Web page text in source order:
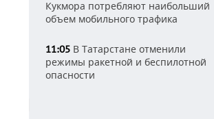
Кукмора потребляют наибольший
объем мобильного трафика
11:05 В Татарстане отменили
режимы ракетной и беспилотной
опасности